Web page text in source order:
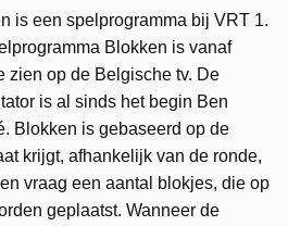
is een spelprogramma bij VRT 1.
Blokken is vanaf
zien op de Belgische tv. De
is al sinds het begin Ben
Blokken is gebaseerd op de
krijgt, afhankelijk van de ronde,
vraag een aantal blokjes, die op
geplaatst. Wanneer de